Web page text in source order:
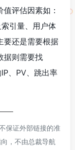
评估因素如：
引量、用户体
要还是需要根据
据则需要找
、PV、跳出率
保证外部链接的准
，不由总裁导航